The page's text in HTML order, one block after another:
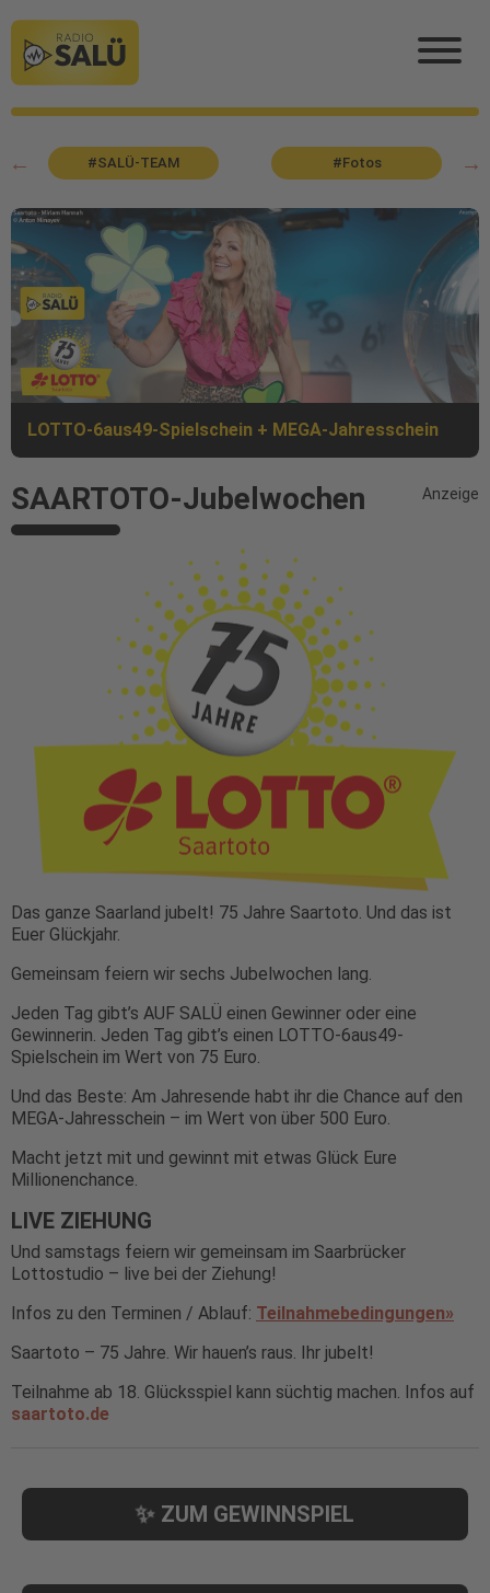
#SALÜ-TEAM #Fotos
LOTTO-6aus49-Spielschein + MEGA-Jahresschein
Anzeige
SAARTOTO-Jubelwochen
Das ganze Saarland jubelt! 75 Jahre Saartoto. Und das ist
Euer Glückjahr.
Gemeinsam feiern wir sechs Jubelwochen lang.
Jeden Tag gibt’s AUF SALÜ einen Gewinner oder eine
Gewinnerin. Jeden Tag gibt’s einen LOTTO-6aus49-
Spielschein im Wert von 75 Euro.
Und das Beste: Am Jahresende habt ihr die Chance auf den
MEGA-Jahresschein – im Wert von über 500 Euro.
Macht jetzt mit und gewinnt mit etwas Glück Eure
Millionenchance.
LIVE ZIEHUNG
Und samstags feiern wir gemeinsam im Saarbrücker
Lottostudio – live bei der Ziehung!
Infos zu den Terminen / Ablauf: Teilnahmebedingungen»
Saartoto – 75 Jahre. Wir hauen’s raus. Ihr jubelt!
Teilnahme ab 18. Glücksspiel kann süchtig machen. Infos auf
saartoto.de
ZUM GEWINNSPIEL